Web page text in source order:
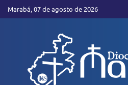
Marabá, 07 de agosto de 2026